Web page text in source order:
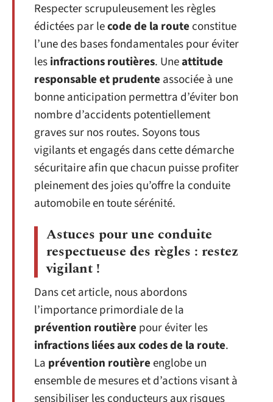
Respecter scrupuleusement les règles
édictées par lecode de la route constitue
l’une des bases fondamentales pour éviter
lesinfractions routières. Uneattitude
responsable et prudente associée à une
bonne anticipation permettra d’éviter bon
nombre d’accidents potentiellement
graves sur nos routes. Soyons tous
vigilants et engagés dans cette démarche
sécuritaire afin que chacun puisse profiter
pleinement des joies qu’offre la conduite
automobile en toute sérénité.
Astuces pour une conduite
respectueuse des règles : restez
vigilant !
Dans cet article, nous abordons
l’importance primordiale de la
prévention routière pour éviter les
infractions liées aux codes de la route.
La prévention routièreenglobe un
ensemble de mesures et d’actions visant à
sensibiliser les conducteurs aux risques